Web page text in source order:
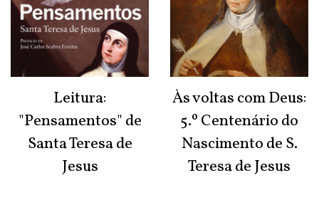
Leitura:
"Pensamentos" de
Santa Teresa de
Jesus
Às voltas com Deus:
5.º Centenário do
Nascimento de S.
Teresa de Jesus